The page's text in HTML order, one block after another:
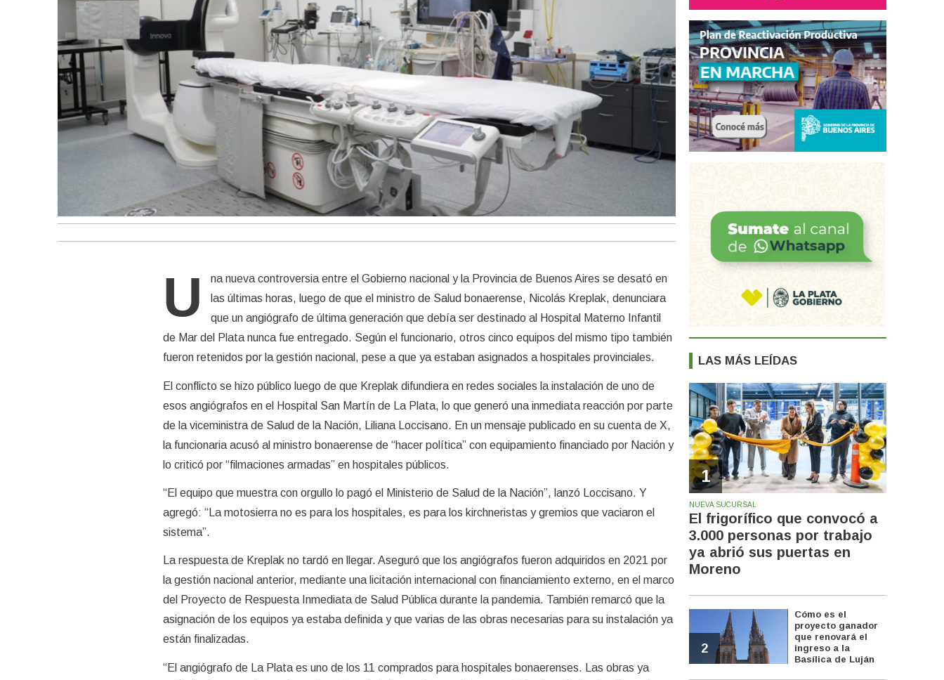
U
na nueva controversia entre el Gobierno nacional y la Provincia de Buenos Aires se desató en
las últimas horas, luego de que el ministro de Salud bonaerense, Nicolás Kreplak, denunciara
que un angiógrafo de última generación que debía ser destinado al Hospital Materno Infantil
de Mar del Plata nunca fue entregado. Según el funcionario, otros cinco equipos del mismo tipo también
fueron retenidos por la gestión nacional, pese a que ya estaban asignados a hospitales provinciales.
El conflicto se hizo público luego de que Kreplak difundiera en redes sociales la instalación de uno de
esos angiógrafos en el Hospital San Martín de La Plata, lo que generó una inmediata reacción por parte
de la viceministra de Salud de la Nación, Liliana Loccisano. En un mensaje publicado en su cuenta de X,
la funcionaria acusó al ministro bonaerense de “hacer política” con equipamiento financiado por Nación y
lo criticó por “filmaciones armadas” en hospitales públicos.
“El equipo que muestra con orgullo lo pagó el Ministerio de Salud de la Nación”, lanzó Loccisano. Y
agregó: “La motosierra no es para los hospitales, es para los kirchneristas y gremios que vaciaron el
sistema”.
La respuesta de Kreplak no tardó en llegar. Aseguró que los angiógrafos fueron adquiridos en 2021 por
la gestión nacional anterior, mediante una licitación internacional con financiamiento externo, en el marco
del Proyecto de Respuesta Inmediata de Salud Pública durante la pandemia. También remarcó que la
asignación de los equipos ya estaba definida y que varias de las obras necesarias para su instalación ya
están finalizadas.
“El angiógrafo de La Plata es uno de los 11 comprados para hospitales bonaerenses. Las obras ya
LAS MÁS LEÍDAS
1
NUEVA SUCURSAL
El frigorífico que convocó a
3.000 personas por trabajo
ya abrió sus puertas en
Moreno
2
Cómo es el
proyecto ganador
que renovará el
ingreso a la
Basílica de Luján